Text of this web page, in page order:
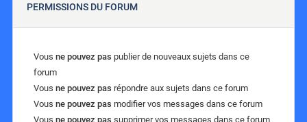
PERMISSIONS DU FORUM
Vous ne pouvez pas publier de nouveaux sujets dans ce
forum
Vous ne pouvez pas répondre aux sujets dans ce forum
Vous ne pouvez pas modifier vos messages dans ce forum
Vous ne pouvez pas supprimer vos messages dans ce forum